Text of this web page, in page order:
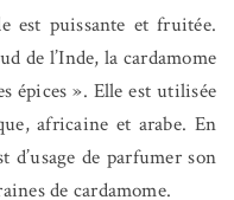
est puissante et fruitée.
de l’Inde, la cardamome
épices ». Elle est utilisée
africaine et arabe. En
de parfumer son
de cardamome.